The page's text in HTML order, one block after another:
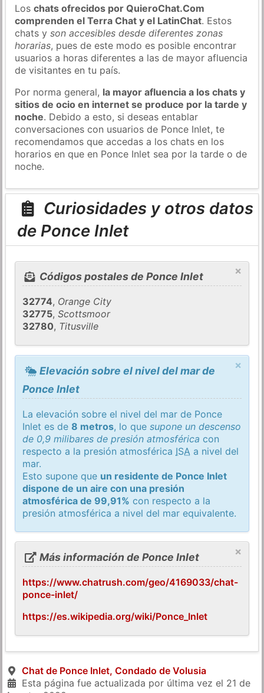
Loschats ofrecidos por QuieroChat.Com
comprenden el Terra Chat y el LatinChat. Estos
chats yson accesibles desde diferentes zonas
horarias, pues de este modo es posible encontrar
usuarios a horas diferentes a las de mayor afluencia
de visitantes en tu país.
Por norma general, la mayor afluencia a los chats y
sitios de ocio en internet se produce por la tarde y
noche. Debido a esto, si deseas entablar
conversaciones con usuarios de Ponce Inlet, te
recomendamos que accedas a los chats en los
horarios en que en Ponce Inlet sea por la tarde o de
noche.
Curiosidades y otros datos
de Ponce Inlet
×
Códigos postales de Ponce Inlet
32774, Orange City
32775,Scottsmoor
32780, Titusville
×
Elevación sobre el nivel del mar de
Ponce Inlet
La elevación sobre el nivel del mar de Ponce
Inlet es de8 metros, lo quesupone un descenso
de 0,9 milibares de presión atmosférica con
respecto a la presión atmosférica ISA a nivel del
mar.
Esto supone que un residente de Ponce Inlet
dispone de un aire con una presión
atmosférica de 99,91% con respecto a la
presión atmosférica a nivel del mar equivalente.
×
Más información de Ponce Inlet
https://www.chatrush.com/geo/4169033/chat-
ponce-inlet/
https://es.wikipedia.org/wiki/Ponce_Inlet
Chat de Ponce Inlet, Condado de Volusia
Esta página fue actualizada por última vez el 21 de